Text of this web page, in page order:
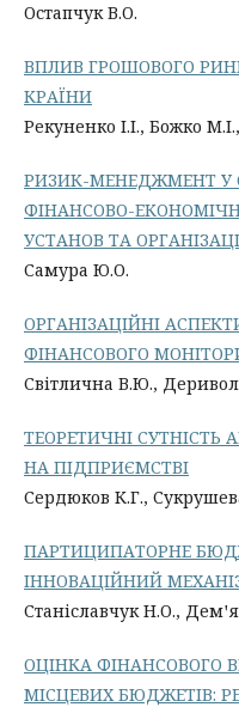
Остапчук В.О.
ВПЛИВ ГРОШОВОГО
КРАЇНИ
Рекуненко І.І., Божко
РИЗИК-МЕНЕДЖМЕНТ У
ФІНАНСОВО-
УСТАНОВ ТА
Самура Ю.О.
ОРГАНІЗАЦІЙНІ
ФІНАНСОВОГО
Світлична В.Ю.,
ТЕОРЕТИЧНІ СУТНІСТЬ
НА ПІДПРИЄМСТВІ
Сердюков К.Г.,
ПАРТИЦИПАТОРНЕ
ІННОВАЦІЙНИЙ
Станіславчук Н.О.,
ОЦІНКА ФІНАНСОВОГО
МІСЦЕВИХ БЮДЖЕТІВ: